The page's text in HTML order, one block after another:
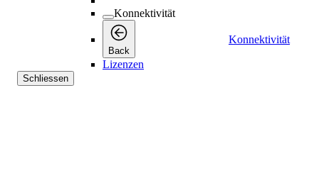
Konnektivität
Back
Konnektivität
Lizenzen
Schliessen